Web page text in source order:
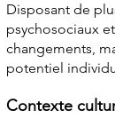
Disposant de
psychosociaux
changements,
potentiel
Contexte